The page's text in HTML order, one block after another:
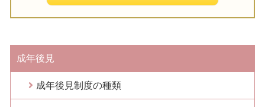
成年後見
成年後見制度の種類